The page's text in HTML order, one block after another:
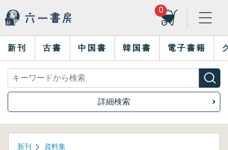
0
新刊 古書 中国書 韓国書 電子書籍
詳細検索
新刊 資料集